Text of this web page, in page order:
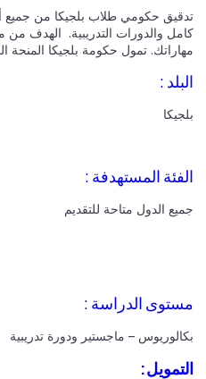
تدقيق حكومي طلاب بلجيكا من جميع
كامل والدورات التدريبية. الهدف من
مهاراتك. تمول حكومة بلجيكا المنحة
البلد :
بلجيكا
الفئة المستهدفة :
جميع الدول متاحة للتقديم
مستوى الدراسة :
بكالوريوس – ماجستير ودورة تدريبية
التمويل: